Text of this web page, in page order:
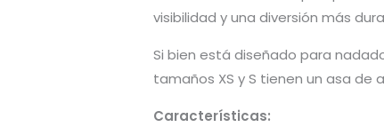
visibilidad y una diversión más
Si bien está diseñado para
tamaños XS y S tienen un asa de
Características: